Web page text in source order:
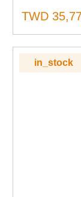
彈性安裝與
顯示輸出：
軟體支援：內
RMM
規格諮詢 /
彈性安裝與
軟體支援：
產品諮詢服
TWD
in_stock